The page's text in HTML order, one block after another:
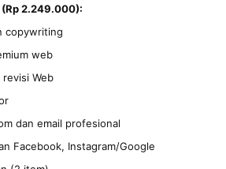
2.249.000):
copywriting
web
revisi Web
dan email profesional
Facebook, Instagram/Google